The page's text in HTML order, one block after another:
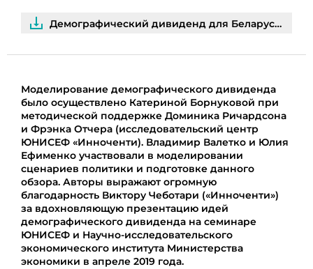
Демографический дивиденд для Беларуси | PDF
Моделирование демографического дивиденда
было осуществлено Катериной Борнуковой при
методической поддержке Доминика Ричардсона
и Фрэнка Отчера (исследовательский центр
ЮНИСЕФ «Инноченти). Владимир Валетко и Юлия
Ефименко участвовали в моделировании
сценариев политики и подготовке данного
обзора. Авторы выражают огромную
благодарность Виктору Чеботари («Инноченти»)
за вдохновляющую презентацию идей
демографического дивиденда на семинаре
ЮНИСЕФ и Научно-исследовательского
экономического института Министерства
экономики в апреле 2019 года.